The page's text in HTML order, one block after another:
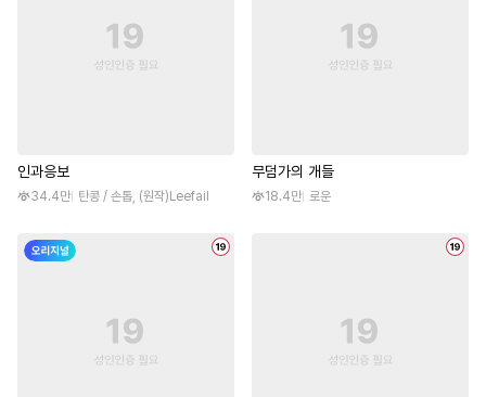
인과응보
34.4만 탄콩 / 손톱, (원작)Leefail
무덤가의 개들
18.4만 로운